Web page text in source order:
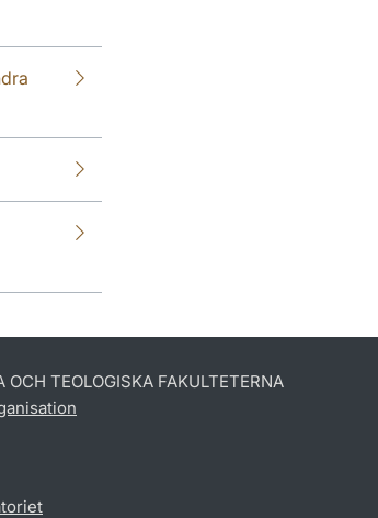
OCH TEOLOGISKA FAKULTETERNA